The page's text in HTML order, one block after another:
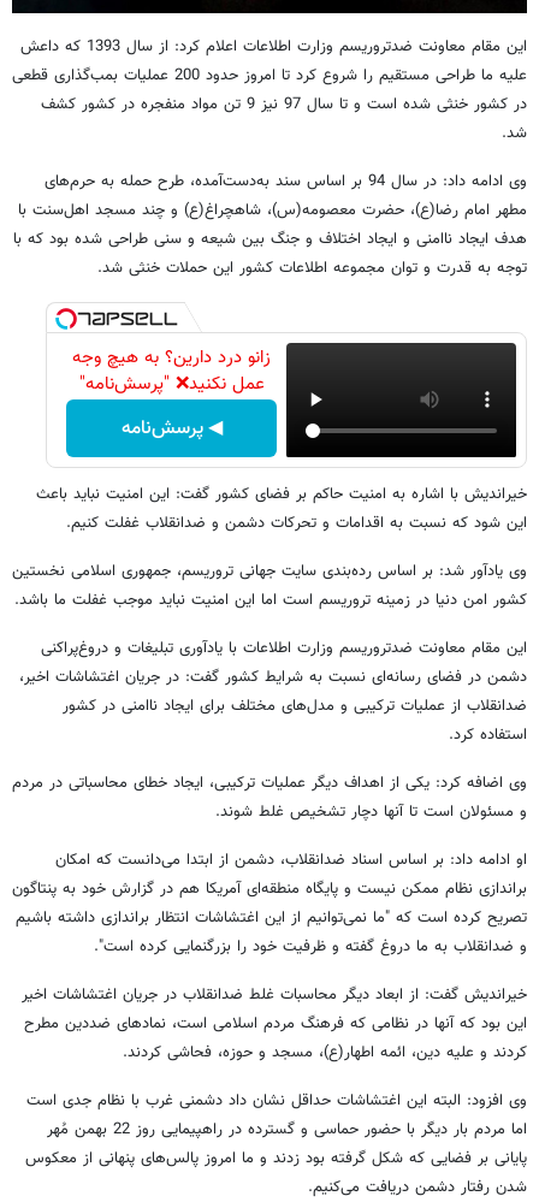
این مقام معاونت ضدتروریسم وزارت اطلاعات اعلام کرد: از سال 1393 که داعش
علیه ما طراحی مستقیم را شروع کرد تا امروز حدود 200 عملیات بمب‌گذاری قطعی
در کشور خنثی شده است و تا سال 97 نیز 9 تن مواد منفجره در کشور کشف
شد.
وی ادامه داد: در سال 94 بر اساس سند به‌دست‌آمده، طرح حمله به حرم‌های
مطهر امام رضا(ع)، حضرت معصومه(س)، شاهچراغ(ع) و چند مسجد اهل‌سنت با
هدف ایجاد ناامنی و ایجاد اختلاف و جنگ بین شیعه و سنی طراحی شده بود که با
توجه به قدرت و توان مجموعه اطلاعات کشور این حملات خنثی شد.
زانو درد دارین؟ به هیچ وجه
عمل نکنید❌ "پرسش‌نامه"
◀ پرسش‌نامه
خیراندیش با اشاره به امنیت حاکم بر فضای کشور گفت: این امنیت نباید باعث
این شود که نسبت به اقدامات و تحرکات دشمن و ضدانقلاب غفلت کنیم.
وی یادآور شد: بر اساس رده‌بندی سایت جهانی تروریسم، جمهوری اسلامی نخستین
کشور امن دنیا در زمینه تروریسم است اما این امنیت نباید موجب غفلت ما باشد.
این مقام معاونت ضدتروریسم وزارت اطلاعات با یادآوری تبلیغات و دروغ‌پراکنی
دشمن در فضای رسانه‌ای نسبت به شرایط کشور گفت: در جریان اغتشاشات اخیر،
ضدانقلاب از عملیات ترکیبی و مدل‌های مختلف برای ایجاد ناامنی در کشور
استفاده کرد.
وی اضافه کرد: یکی از اهداف دیگر عملیات ترکیبی، ایجاد خطای محاسباتی در مردم
و مسئولان است تا آنها دچار تشخیص غلط شوند.
او ادامه داد: بر اساس اسناد ضدانقلاب، دشمن از ابتدا می‌دانست که امکان
براندازی نظام ممکن نیست و پایگاه منطقه‌ای آمریکا هم در گزارش خود به پنتاگون
تصریح کرده است که "ما نمی‌توانیم از این اغتشاشات انتظار براندازی داشته باشیم
و ضدانقلاب به ما دروغ گفته و ظرفیت خود را بزرگنمایی کرده است".
خیراندیش گفت: از ابعاد دیگر محاسبات غلط ضدانقلاب در جریان اغتشاشات اخیر
این بود که آنها در نظامی که فرهنگ مردم اسلامی است، نمادهای ضددین مطرح
کردند و علیه دین، ائمه اطهار(ع)، مسجد و حوزه، فحاشی کردند.
وی افزود: البته این اغتشاشات حداقل نشان داد دشمنی غرب با نظام جدی است
اما مردم بار دیگر با حضور حماسی و گسترده در راهپیمایی روز 22 بهمن مُهر
پایانی بر فضایی که شکل گرفته بود زدند و ما امروز پالس‌های پنهانی از معکوس
شدن رفتار دشمن دریافت می‌کنیم.